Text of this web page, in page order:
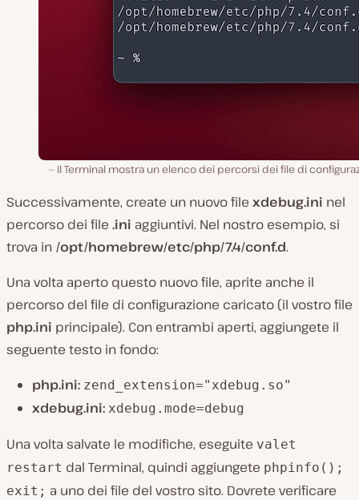
Il Terminal mostra un elenco dei percorsi dei file di
Successivamente, create un nuovo file xdebug.ini nel
percorso dei file .ini aggiuntivi. Nel nostro esempio, si
trova in /opt/homebrew/etc/php/7.4/conf.d.
Una volta aperto questo nuovo file, aprite anche il
percorso del file di configurazione caricato (il vostro file
php.ini principale). Con entrambi aperti, aggiungete il
seguente testo in fondo:
php.ini: zend_extension="xdebug.so"
xdebug.ini: xdebug.mode=debug
Una volta salvate le modifiche, eseguite valet
restart dal Terminal, quindi aggiungete phpinfo();
exit; a uno dei file del vostro sito. Dovrete verificare